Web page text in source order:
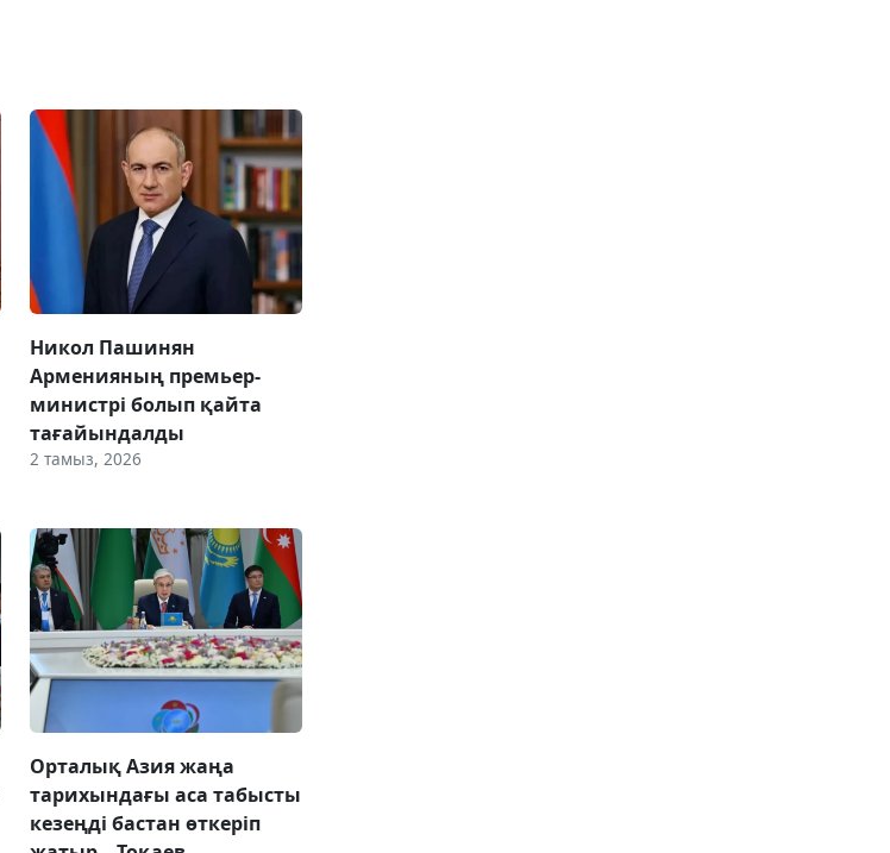
Никол Пашинян
Арменияның премьер-
министрі болып қайта
тағайындалды
2 тамыз, 2026
Орталық Азия жаңа
тарихындағы аса табысты
кезеңді бастан өткеріп